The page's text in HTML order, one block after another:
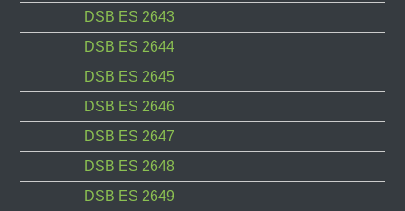
DSB ES 2643
DSB ES 2644
DSB ES 2645
DSB ES 2646
DSB ES 2647
DSB ES 2648
DSB ES 2649